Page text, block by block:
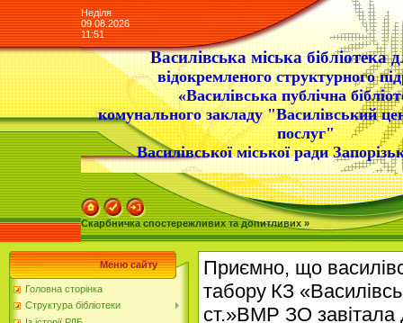
Неділя
09.08.2026
11:51
Василівська міська бібліотека
відокремленого структурного
«Василівська публічна
комунального закладу "Василівський
послуг"
Василівської міської ради
Скарбничка спостережливих та допитливих »
Меню сайту
Головна сторінка
Структура бібліотеки
Приємно, що
табору КЗ
ст.»ВМР ЗО завітала